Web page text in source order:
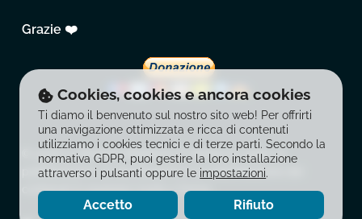
Grazie ❤️
© 2026 La Balestra Moderna. È vietata la copia, la
pubblicazione, la riproduzione e la redistribuzione dei
contenuti in qualsiasi modo o forma.
Cookies, cookies e ancora cookies
Ti diamo il benvenuto sul nostro sito web! Per offrirti
una navigazione ottimizzata e ricca di contenuti
utilizziamo i cookies tecnici e di terze parti. Secondo la
normativa GDPR, puoi gestire la loro installazione
attraverso i pulsanti oppure le impostazioni.
Accetto Rifiuto